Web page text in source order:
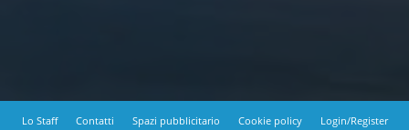
Lo Staff Contatti Spazi pubblicitario Cookie policy
Login/Register